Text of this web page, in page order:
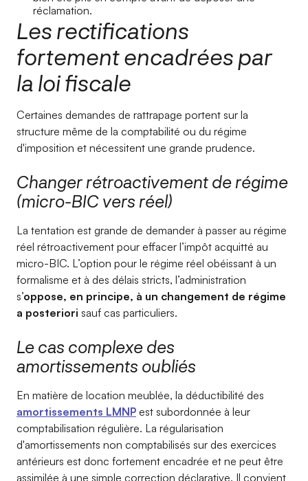
réclamation.
Les rectifications
fortement encadrées par
la loi fiscale
Certaines demandes de rattrapage portent sur la
structure même de la comptabilité ou du régime
d'imposition et nécessitent une grande prudence.
Changer rétroactivement de régime
(micro-BIC vers réel)
La tentation est grande de demander à passer au régime
réel rétroactivement pour effacer l’impôt acquitté au
micro-BIC. L’option pour le régime réel obéissant à un
formalisme et à des délais stricts, l’administration
s’oppose, en principe, à un changement de régime
a posteriori sauf cas particuliers.
Le cas complexe des
amortissements oubliés
En matière de location meublée, la déductibilité des
amortissements LMNP est subordonnée à leur
comptabilisation régulière. La régularisation
d'amortissements non comptabilisés sur des exercices
antérieurs est donc fortement encadrée et ne peut être
assimilée à une simple correction déclarative. Il convient